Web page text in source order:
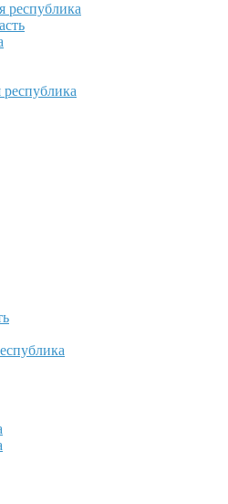
республика
республика